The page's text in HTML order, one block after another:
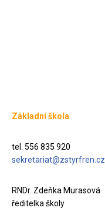
Základní škola
tel. 556 835 920
sekretariat@zstyrfren.cz
RNDr. Zdeňka Murasová
ředitelka školy